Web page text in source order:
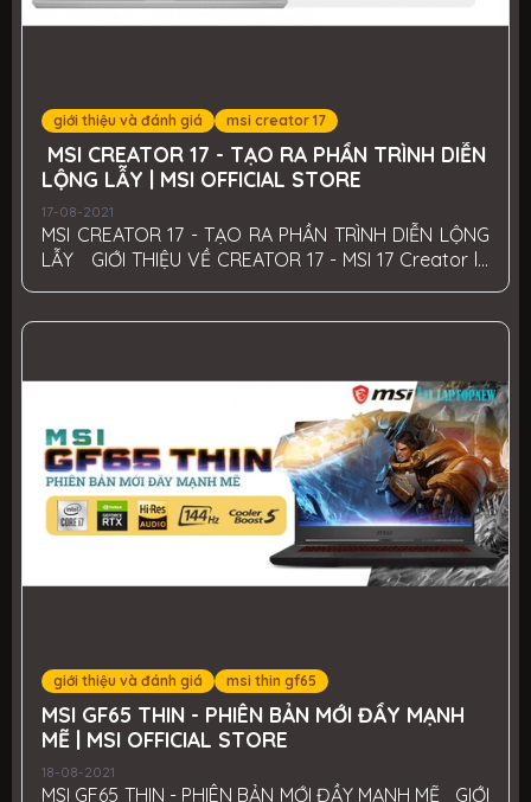
giới thiệu và đánh giá msi creator 17
MSI CREATOR 17 - TẠO RA PHẦN TRÌNH DIỄN
LỘNG LẪY | MSI OFFICIAL STORE
17-08-2021
MSI CREATOR 17 - TẠO RA PHẦN TRÌNH DIỄN LỘNG
LẪY GIỚI THIỆU VỀ CREATOR 17 - MSI 17 Creator là
những tác phẩm đỉnh cao. - Chiếc laptop này đi
kèm với công nghệ Mini LED đột phá - công nghệ
đầu tiên xuất hiện trên máy tính xách tay. Bên cạnh
đó còn được trang bị thêm bộ vi xử lý Intel...
giới thiệu và đánh giá msi thin gf65
MSI GF65 THIN - PHIÊN BẢN MỚI ĐẦY MẠNH
MẼ | MSI OFFICIAL STORE
18-08-2021
MSI GF65 THIN - PHIÊN BẢN MỚI ĐẦY MẠNH MẼ GIỚI